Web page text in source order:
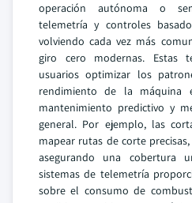
operación autónoma o
telemetría y controles
volviendo cada vez más
giro cero modernas. Estas
usuarios optimizar los
rendimiento de la máquina
mantenimiento predictivo y
general. Por ejemplo, las
mapear rutas de corte
asegurando una cobertura
sistemas de telemetría
sobre el consumo de